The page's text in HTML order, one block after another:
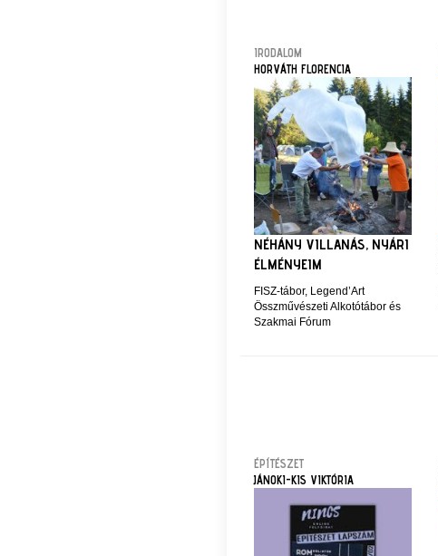
IRODALOM
HORVÁTH FLORENCIA
NÉHÁNY VILLANÁS, NYÁRI
ÉLMÉNYEIM
FISZ-tábor, Legend’Art
Összművészeti Alkotótábor és
Szakmai Fórum
ÉPÍTÉSZET
JÁNOKI-KIS VIKTÓRIA